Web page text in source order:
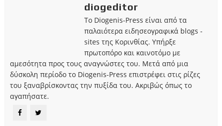
diogeditor
Το Diogenis-Press είναι από τα
παλαιότερα ειδησεογραφικά blogs -
sites της Κορινθίας. Υπήρξε
πρωτοπόρο και καινοτόμο με
αμεσότητα προς τους αναγνώστες του. Μετά από μια
δύσκολη περίοδο το Diogenis-Press επιστρέφει στις ρίζες
του ξαναβρίσκοντας την πυξίδα του. Ακριβώς όπως το
αγαπήσατε.